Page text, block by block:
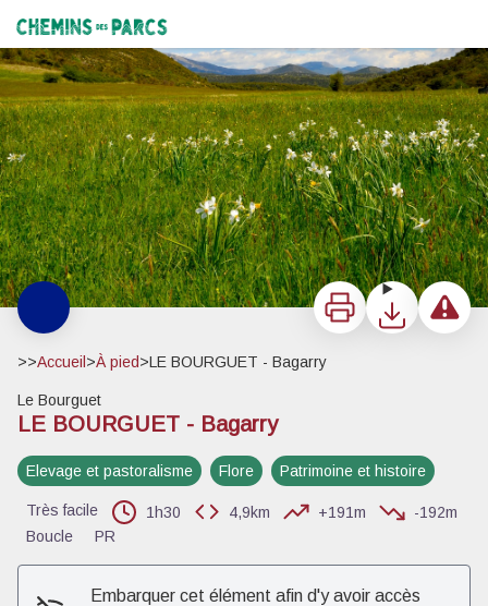
Chemins des Parcs
Voir l'image en plein écran
ImprimerTéléchargerSignaler
>>Accueil >À pied>LE BOURGUET - Bagarry
Le Bourguet
LE BOURGUET - Bagarry
Elevage et pastoralisme Flore Patrimoine et histoire
Très facile 1h30 4,9km +191m
-192m
Boucle
PR
Embarquer cet élément afin d'y avoir accès